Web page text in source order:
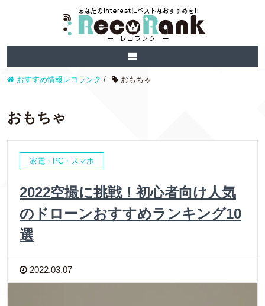
おすすめ情報レコランク / おもちゃ
おもちゃ
家電・PC・スマホ
2022空撮に挑戦！初心者向け人気
のドローンおすすめランキング10
選
2022.03.07